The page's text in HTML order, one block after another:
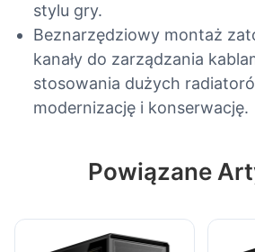
stylu gry.
Beznarzędziowy montaż
kanały do ​​zarządzania
stosowania dużych
modernizację i konserwację.
Powiązane